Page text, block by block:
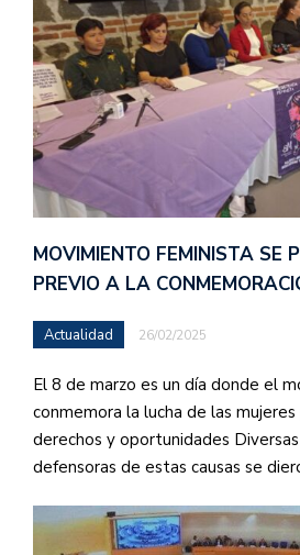
MOVIMIENTO FEMINISTA SE
PREVIO A LA
Actualidad 26/02/2025
El 8 de marzo es un día donde el
conmemora la lucha de las
derechos y oportunidades
defensoras de estas causas se